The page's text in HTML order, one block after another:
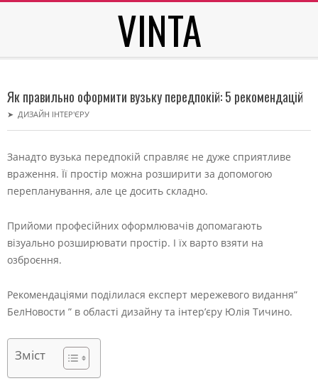
VINTA
Menu
Як правильно оформити вузьку передпокій: 5 рекомендацій
➤ ДИЗАЙН ІНТЕР'ЄРУ
Занадто вузька передпокій справляє не дуже сприятливе
враження. Її простір можна розширити за допомогою
перепланування, але це досить складно.
Прийоми професійних оформлювачів допомагають
візуально розширювати простір. І їх варто взяти на
озброєння.
Рекомендаціями поділилася експерт мережевого видання”
БелНовости ” в області дизайну та інтер’єру Юлія Тичино.
Зміст